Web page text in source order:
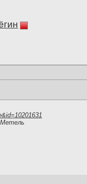
Метель